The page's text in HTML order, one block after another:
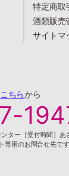
特定商取
酒類販売
サイトマ
こちらから
ター［受付時間］あ
用のお問合せ先で